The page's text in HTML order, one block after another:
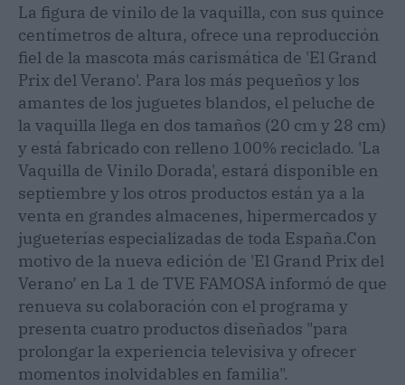
La figura de vinilo de la vaquilla, con sus quince
centímetros de altura, ofrece una reproducción
fiel de la mascota más carismática de 'El Grand
Prix del Verano'. Para los más pequeños y los
amantes de los juguetes blandos, el peluche de
la vaquilla llega en dos tamaños (20 cm y 28 cm)
y está fabricado con relleno 100% reciclado. 'La
Vaquilla de Vinilo Dorada', estará disponible en
septiembre y los otros productos están ya a la
venta en grandes almacenes, hipermercados y
jugueterías especializadas de toda España.Con
motivo de la nueva edición de 'El Grand Prix del
Verano’ en La 1 de TVE FAMOSA informó de que
renueva su colaboración con el programa y
presenta cuatro productos diseñados "para
prolongar la experiencia televisiva y ofrecer
momentos inolvidables en familia".